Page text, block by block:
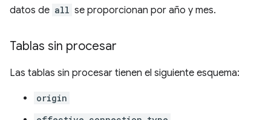
datos de all se proporcionan por año y mes.
Tablas sin procesar
Las tablas sin procesar tienen el siguiente esquema:
origin